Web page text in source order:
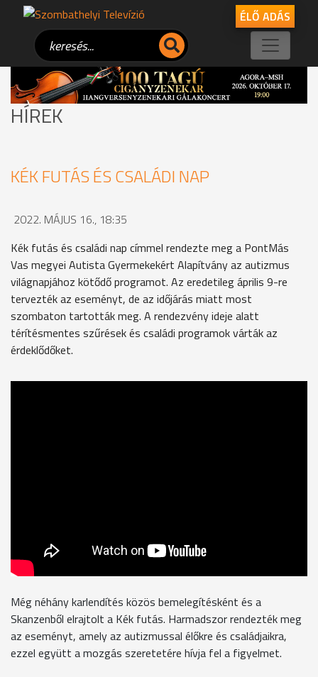
ÉLŐ ADÁS
HÍREK
KÉK FUTÁS ÉS CSALÁDI NAP
2022. MÁJUS 16., 18:35
Kék futás és családi nap címmel rendezte meg a PontMás
Vas megyei Autista Gyermekekért Alapítvány az autizmus
világnapjához kötődő programot. Az eredetileg április 9-re
tervezték az eseményt, de az időjárás miatt most
szombaton tartották meg. A rendezvény ideje alatt
térítésmentes szűrések és családi programok várták az
érdeklődőket.
Még néhány karlendítés közös bemelegítésként és a
Skanzenből elrajtolt a Kék futás. Harmadszor rendezték meg
az eseményt, amely az autizmussal élőkre és családjaikra,
ezzel együtt a mozgás szeretetére hívja fel a figyelmet.